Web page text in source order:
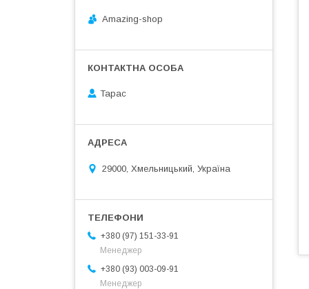
Amazing-shop
Тарас
29000, Хмельницький, Україна
+380 (97) 151-33-91
Менеджер
+380 (93) 003-09-91
Менеджер